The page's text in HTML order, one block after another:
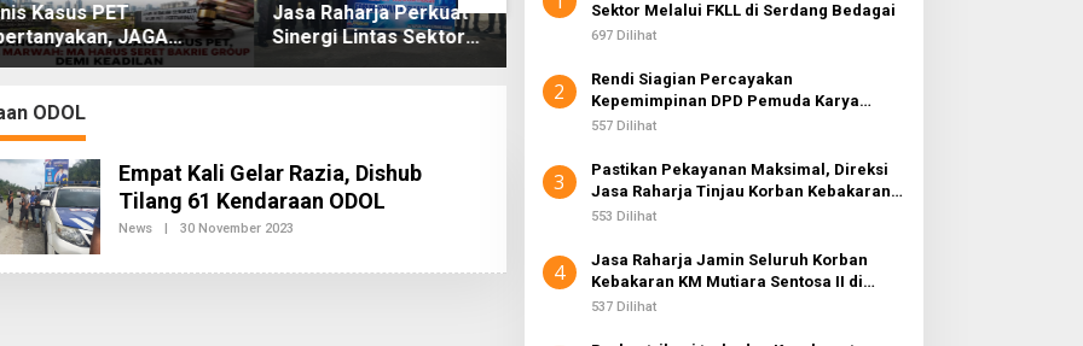
PET
JAGA
Minta MA Usut
Jasa Raharja Perkuat
Sinergi Lintas Sektor
Melalui FKLL di Serdang
Pastikan Pekayanan
Maksimal, Direksi Jasa
Kebakaran KM Mutiara
Sentosa II
Bangun Budaya
Medan Industri
ODOL
Empat Kali Gelar Razia, Dishub
Tilang 61 Kendaraan ODOL
News | 30 November 2023
H
Sektor Melalui FKLL di Serdang Bedagai
697 Dilihat
2
Rendi Siagian Percayakan
Kepemimpinan DPD Pemuda Karya
Nasional Kota Medan kepada Josef
557 Dilihat
3
Pastikan Pekayanan Maksimal, Direksi
Jasa Raharja Tinjau Korban Kebakaran
KM Mutiara Sentosa II
553 Dilihat
4
Jasa Raharja Jamin Seluruh Korban
Kebakaran KM Mutiara Sentosa II di
Perairan Sumenep
537 Dilihat